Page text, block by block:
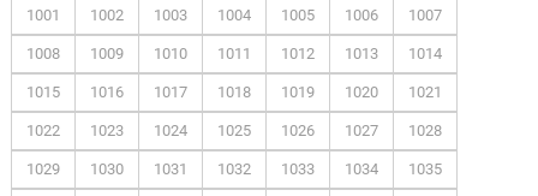
1001 1002 1003 1004 1005 1006 1007
1008 1009 1010 1011 1012 1013 1014
1015 1016 1017 1018 1019 1020 1021
1022 1023 1024 1025 1026 1027 1028
1029 1030 1031 1032 1033 1034 1035